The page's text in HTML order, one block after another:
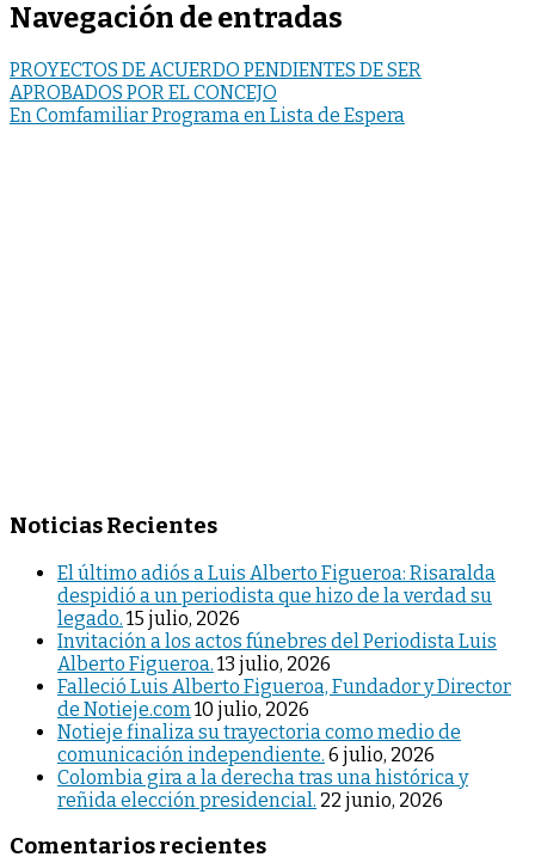
Navegación de entradas
PROYECTOS DE ACUERDO PENDIENTES DE SER
APROBADOS POR EL CONCEJO
En Comfamiliar Programa en Lista de Espera
Noticias Recientes
El último adiós a Luis Alberto Figueroa: Risaralda
despidió a un periodista que hizo de la verdad su
legado. 15 julio, 2026
Invitación a los actos fúnebres del Periodista Luis
Alberto Figueroa. 13 julio, 2026
Falleció Luis Alberto Figueroa, Fundador y Director
de Notieje.com 10 julio, 2026
Notieje finaliza su trayectoria como medio de
comunicación independiente. 6 julio, 2026
Colombia gira a la derecha tras una histórica y
reñida elección presidencial. 22 junio, 2026
Comentarios recientes